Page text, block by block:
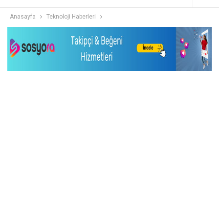
Anasayfa Teknoloji Haberleri